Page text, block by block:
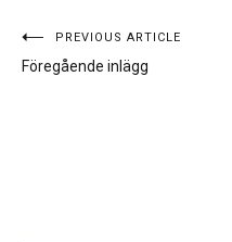
Inläggsnavigering
PREVIOUS ARTICLE
Föregående inlägg